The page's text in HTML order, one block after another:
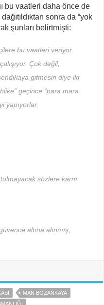
bu vaatleri daha önce de
sonra da “yok
şunları belirtmişti:
bu vaatleri veriyor.
Çok değil,
gitmesin diye iki
geçince “para mara
yapıyorlar.
sözlere karnı
altına alınmış,
MAN BOZANKAYA